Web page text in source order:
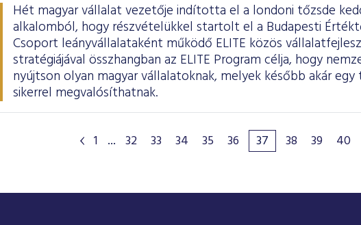
Hét magyar vállalat vezetője indította el a londoni tőzsde
alkalomból, hogy részvételükkel startolt el a Budapesti
Csoport leányvállalataként működő ELITE közös
stratégiájával összhangban az ELITE Program célja, hogy
nyújtson olyan magyar vállalatoknak, melyek később akár
sikerrel megvalósíthatnak.
1 ... 32 33 34 35 36 37 38 39 40